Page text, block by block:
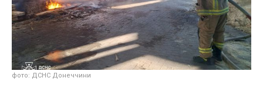
фото: ДСНС Донеччини